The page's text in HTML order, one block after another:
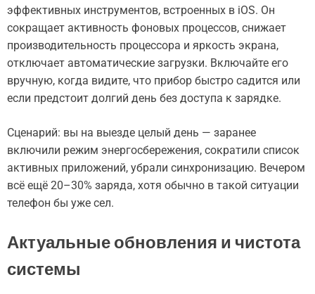
эффективных инструментов, встроенных в iOS. Он
сокращает активность фоновых процессов, снижает
производительность процессора и яркость экрана,
отключает автоматические загрузки. Включайте его
вручную, когда видите, что прибор быстро садится или
если предстоит долгий день без доступа к зарядке.
Сценарий: вы на выезде целый день — заранее
включили режим энергосбережения, сократили список
активных приложений, убрали синхронизацию. Вечером
всё ещё 20–30% заряда, хотя обычно в такой ситуации
телефон бы уже сел.
Актуальные обновления и чистота
системы